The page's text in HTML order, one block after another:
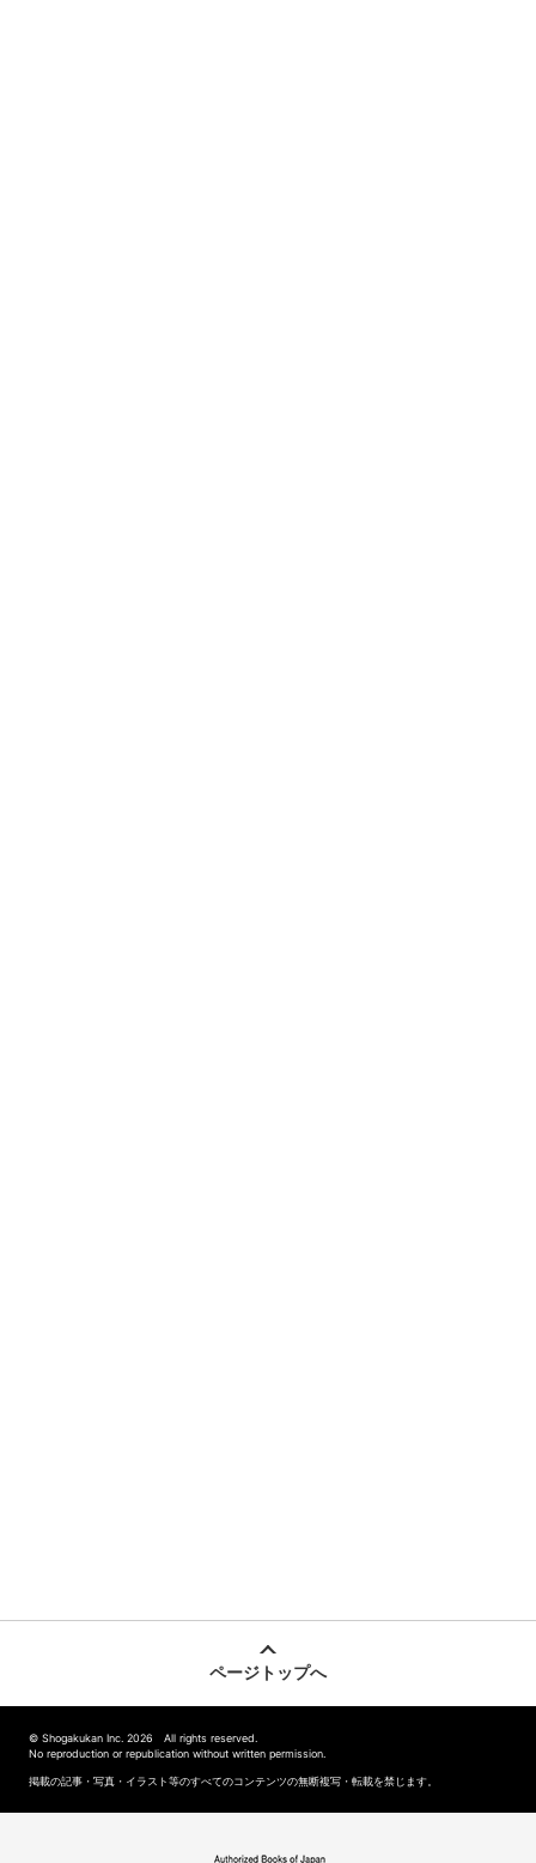
ページトップへ
© Shogakukan Inc. 2026 All rights reserved.
No reproduction or republication without written permission.
掲載の記事・写真・イラスト等のすべてのコンテンツの無断複写・転載を禁じます。